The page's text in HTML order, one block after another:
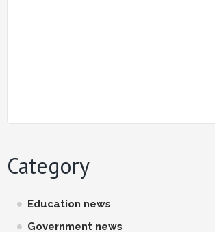
Category
Education news
Government news